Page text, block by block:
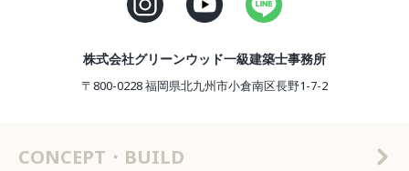
株式会社グリーンウッド一級建築士事務所
〒800-0228 福岡県北九州市小倉南区長野1-7-2
CONCEPT・BUILD